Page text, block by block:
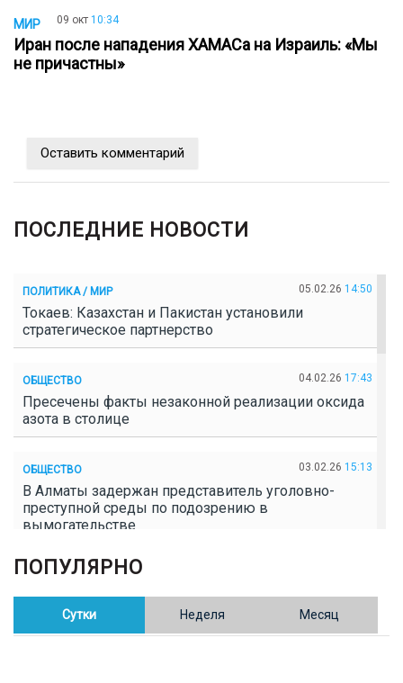
МИР 09 окт 10:34
Иран после нападения ХАМАСа на Израиль: «Мы
не причастны»
Оставить комментарий
ПОСЛЕДНИЕ НОВОСТИ
ПОЛИТИКА / МИР 05.02.26 14:50
Токаев: Казахстан и Пакистан установили
стратегическое партнерство
ОБЩЕСТВО 04.02.26 17:43
Пресечены факты незаконной реализации оксида
азота в столице
ОБЩЕСТВО 03.02.26 15:13
В Алматы задержан представитель уголовно-
преступной среды по подозрению в
вымогательстве
ОБЩЕСТВО
Полицейские пресекли незаконное выращивание
конопли в Таразе
ПОПУЛЯРНО
Сутки Неделя Месяц